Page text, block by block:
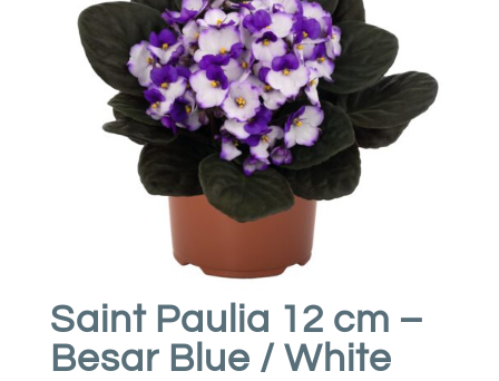
Saint Paulia 12 cm –
Besar Blue / White